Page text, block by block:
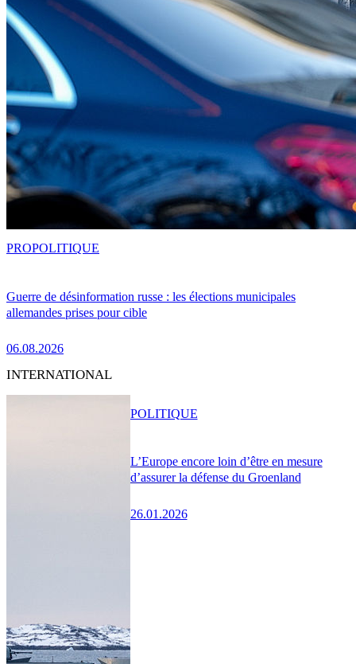
Guerre de désinformation russe : les élections municipales
allemandes prises pour cible
06.08.2026
PROPOLITIQUE
INTERNATIONAL
L’Europe encore loin d’être en mesure
d’assurer la défense du Groenland
26.01.2026
POLITIQUE